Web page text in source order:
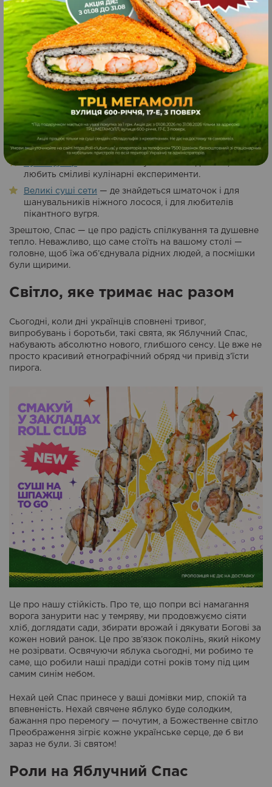
дотримуються суворого Успенського посту, Спасівський
стіл може стати справжнім гастрономічним святом, де
класичні яблучні десерти межують із вашими
улюбленими сучасними стравами.
А для тих, хто не дотримується обмежень і хоче
влаштувати справжнє кулінарне свято без зайвих турбот,
незамінною станедоставка суші. Меню Roll Club
дозволяє легко нагодувати велику компанію:
Темпура роли— теплі, ситні, з апетитною золотистою
скоринкою, які так приємно куштувати прохолодним
серпневим вечором.
— соковитий сучасний хіт для тих, хто
любить сміливі кулінарні експерименти.
Великі суші сети — де знайдеться шматочок і для
шанувальників ніжного лосося, і для любителів
пікантного вугря.
Зрештою, Спас — це про радість спілкування та душевне
тепло. Неважливо, що саме стоїть на вашому столі —
головне, щоб їжа об’єднувала рідних людей, а посмішки
були щирими.
Світло, яке тримає нас разом
Сьогодні, коли дні українців сповнені тривог,
випробувань і боротьби, такі свята, як Яблучний Спас,
набувають абсолютно нового, глибшого сенсу. Це вже не
просто красивий етнографічний обряд чи привід з’їсти
пирога.
Це про нашу стійкість. Про те, що попри всі намагання
ворога занурити нас у темряву, ми продовжуємо сіяти
хліб, доглядати сади, збирати врожай і дякувати Богові за
кожен новий ранок. Це про зв’язок поколінь, який нікому
не розірвати. Освячуючи яблука сьогодні, ми робимо те
саме, що робили наші прадіди сотні років тому під цим
самим синім небом.
Нехай цей Спас принесе у ваші домівки мир, спокій та
впевненість. Нехай свячене яблуко буде солодким,
бажання про перемогу — почутим, а Божественне світло
Преображення зігріє кожне українське серце, де б ви
зараз не були. Зі святом!
Роли на Яблучний Спас